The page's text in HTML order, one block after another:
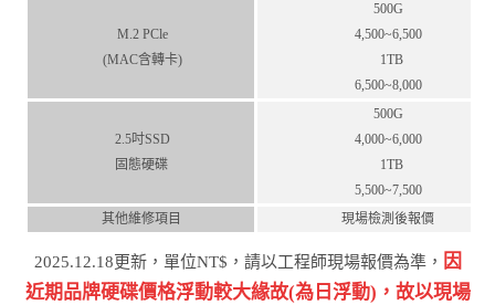
M.2 PCle
(MAC含轉卡)
500G
4,500~6,500
1TB
6,500~8,000
2.5吋SSD
固態硬碟
500G
4,000~6,000
1TB
5,500~7,500
其他維修項目
現場檢測後報價
2025.12.18更新，單位NT$，請以工程師現場報價為準， 因
近期品牌硬碟價格浮動較⼤緣故(為⽇浮動)，故以現場